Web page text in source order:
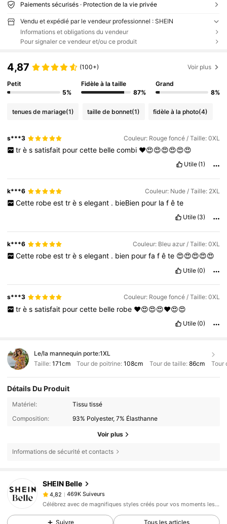
Paiements sécurisés · Protection de la vie privée
Vendu et expédié par le vendeur professionnel : SHEIN
Informations et obligations du vendeur
Pour signaler ce vendeur et/ou ce produit
4,87 (100+) Voir plus
Petit
5%
Fidèle à la taille
87%
Grand
8%
tenues de mariage(1) taille de bonnet(1) fidèle à la photo(4)
s***3 Couleur: Rouge foncé / Taille: 0XL
tr è s satisfait pour cette belle combi ❤️😍😍😍😍😍😍
Utile (1)
k***6 Couleur: Nude / Taille: 2XL
Cette robe est tr è s elegant . bieBien pour la f ê te
Utile (3)
k***6 Couleur: Bleu azur / Taille: 0XL
Cette robe est tr è s elegant . bien pour fa f ê te 😍😍😍😍😍
Utile (0)
s***3 Couleur: Rouge foncé / Taille: 0XL
tr è s satisfait pour cette belle robe ❤️😍😍😍❤️😍😍
Utile (0)
Le/la mannequin porte:1XL
Taille: 171cm Tour de poitrine:108cm Tour de taille: 86cm Tour
Détails Du Produit
Matériel:
Tissu tissé
Composition:
93% Polyester, 7% Élasthanne
Voir plus
Informations de sécurité et contacts
SHEIN Belle
4,82
469K Suiveurs
A***a
4,82
469K Suiveurs Célébrez avec de magnifiques styles créés pour vos moments les mieux habillés.
Suivre Tous les articles